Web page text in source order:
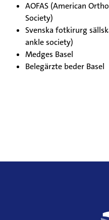
AOFAS (American
Society)
Svenska fotkirurg
ankle society)
Medges Basel
Belegärzte beder Basel